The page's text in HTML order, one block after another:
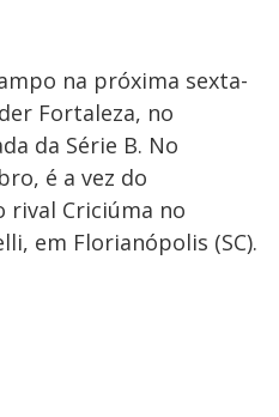
na próxima sexta-
Fortaleza, no
da Série B. No
é a vez do
rival Criciúma no
em Florianópolis (SC).